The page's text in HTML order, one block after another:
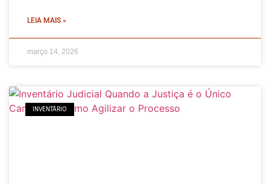
LEIA MAIS »
março 14, 2026
INVENTÁRIO